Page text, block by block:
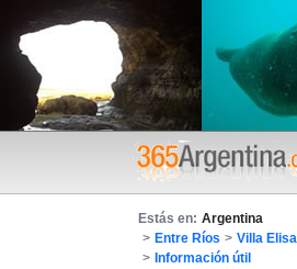
Estás en: Argentina
> Entre Ríos > Villa Elisa
> Información útil